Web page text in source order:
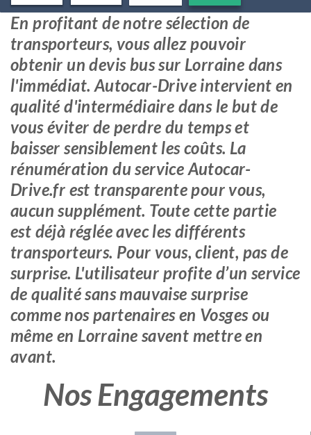
En profitant de notre sélection de
transporteurs, vous allez pouvoir
obtenir un devis bus sur Lorraine dans
l'immédiat. Autocar-Drive intervient en
qualité d'intermédiaire dans le but de
vous éviter de perdre du temps et
baisser sensiblement les coûts. La
rénumération du service Autocar-
Drive.fr est transparente pour vous,
aucun supplément. Toute cette partie
est déjà réglée avec les différents
transporteurs. Pour vous, client, pas de
surprise. L'utilisateur profite d’un service
de qualité sans mauvaise surprise
comme nos partenaires en Vosges ou
même en Lorraine savent mettre en
avant.
Nos Engagements